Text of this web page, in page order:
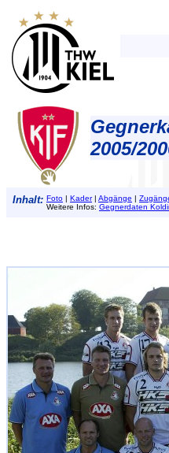
2005/
Inhalt: Foto | Kader| Abgänge |
Weitere Infos: Gegnerdaten